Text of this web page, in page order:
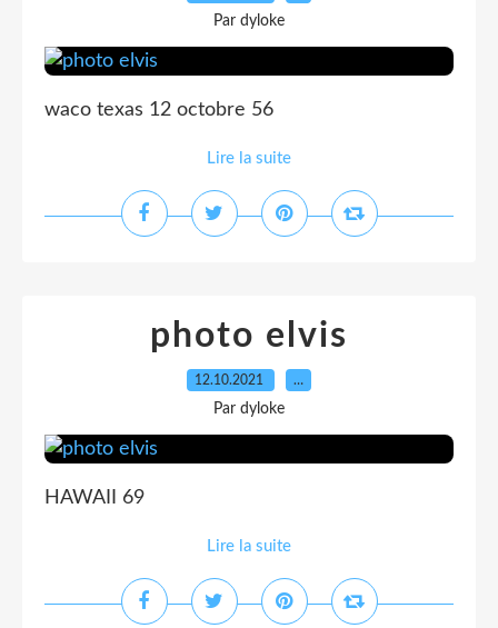
Par dyloke
waco texas 12 octobre 56
Lire la suite
photo elvis
12.10.2021 …
Par dyloke
HAWAII 69
Lire la suite